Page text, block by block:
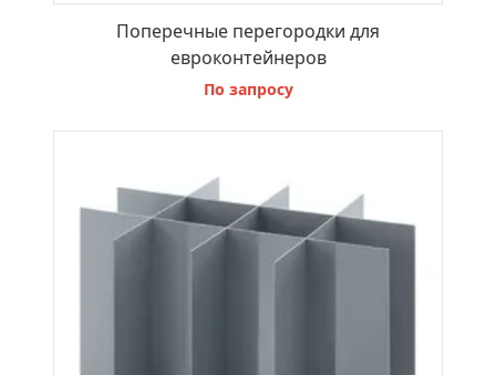
Поперечные перегородки для
евроконтейнеров
По запросу